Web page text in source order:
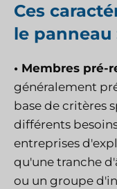
Ces
le panneau
• Membres pré-
généralement
base de critères
différents
entreprises
qu'une tranche
ou un groupe